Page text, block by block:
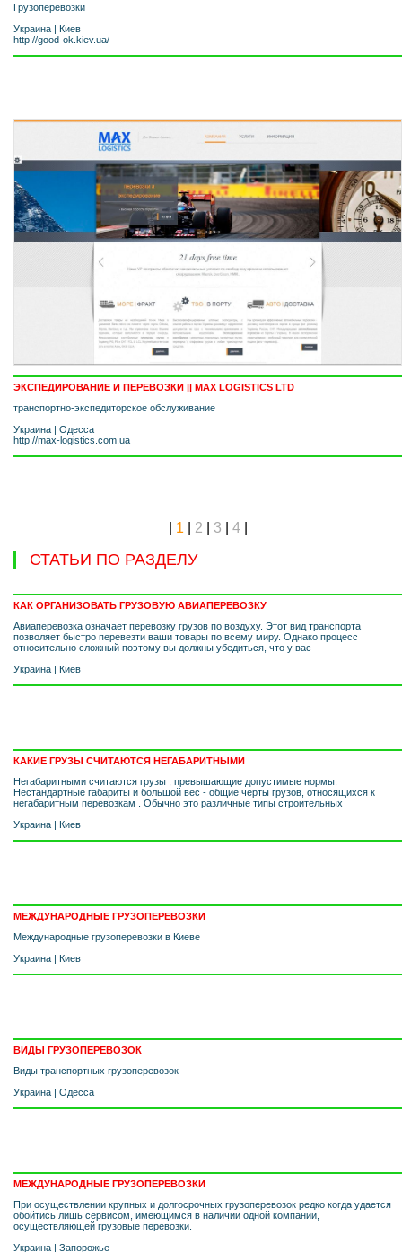
Грузоперевозки
Украина | Киев
http://good-ok.kiev.ua/
ЭКСПЕДИРОВАНИЕ И ПЕРЕВОЗКИ || MAX LOGISTICS LTD
транспортно-экспедиторское обслуживание
Украина | Одесса
http://max-logistics.com.ua
1 2 3 4|
СТАТЬИ ПО РАЗДЕЛУ
КАК ОРГАНИЗОВАТЬ ГРУЗОВУЮ АВИАПЕРЕВОЗКУ
Авиаперевозка означает перевозку грузов по воздуху. Этот вид транспорта
позволяет быстро перевезти ваши товары по всему миру. Однако процесс
относительно сложный поэтому вы должны убедиться, что у вас
Украина | Киев
КАКИЕ ГРУЗЫ СЧИТАЮТСЯ НЕГАБАРИТНЫМИ
Негабаритными считаются грузы , превышающие допустимые нормы.
Нестандартные габариты и большой вес - общие черты грузов, относящихся к
негабаритным перевозкам . Обычно это различные типы строительных
Украина | Киев
МЕЖДУНАРОДНЫЕ ГРУЗОПЕРЕВОЗКИ
Международные грузоперевозки в Киеве
Украина | Киев
ВИДЫ ГРУЗОПЕРЕВОЗОК
Виды транспортных грузоперевозок
Украина | Одесса
МЕЖДУНАРОДНЫЕ ГРУЗОПЕРЕВОЗКИ
При осуществлении крупных и долгосрочных грузоперевозок редко когда удается
обойтись лишь сервисом, имеющимся в наличии одной компании,
осуществляющей грузовые перевозки.
Украина | Запорожье